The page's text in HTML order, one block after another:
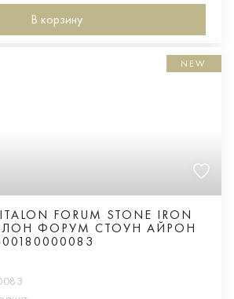
В корзину
NEW
FORUM STONE IRON
ФОРУМ СТОУН АЙРОН